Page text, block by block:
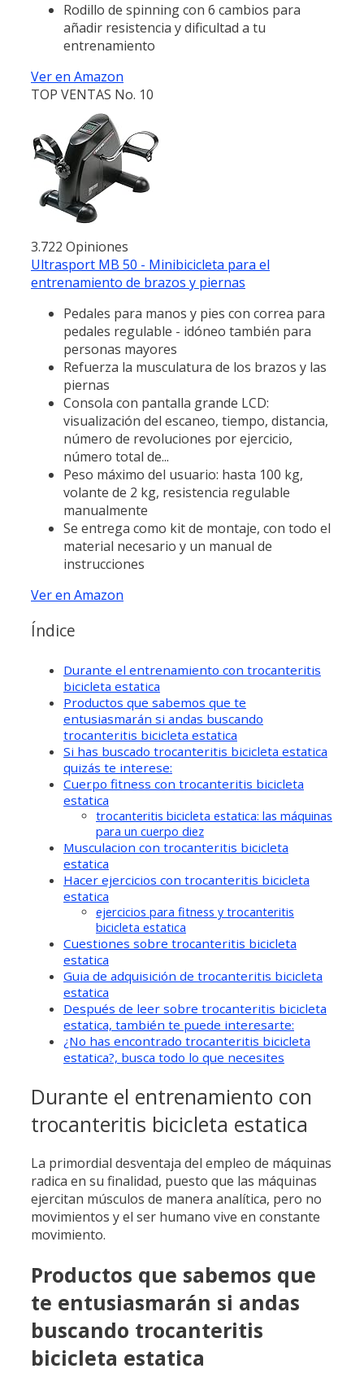
Rodillo de spinning con 6 cambios para
añadir resistencia y dificultad a tu
entrenamiento
Ver en Amazon
TOP VENTAS No. 10
3.722 Opiniones
Ultrasport MB 50 - Minibicicleta para el
entrenamiento de brazos y piernas
Pedales para manos y pies con correa para
pedales regulable - idóneo también para
personas mayores
Refuerza la musculatura de los brazos y las
piernas
Consola con pantalla grande LCD:
visualización del escaneo, tiempo, distancia,
número de revoluciones por ejercicio,
número total de...
Peso máximo del usuario: hasta 100 kg,
volante de 2 kg, resistencia regulable
manualmente
Se entrega como kit de montaje, con todo el
material necesario y un manual de
instrucciones
Ver en Amazon
Índice
Durante el entrenamiento con trocanteritis
bicicleta estatica
Productos que sabemos que te
entusiasmarán si andas buscando
trocanteritis bicicleta estatica
Si has buscado trocanteritis bicicleta estatica
quizás te interese:
Cuerpo fitness con trocanteritis bicicleta
estatica
trocanteritis bicicleta estatica: las máquinas
para un cuerpo diez
Musculacion con trocanteritis bicicleta
estatica
Hacer ejercicios con trocanteritis bicicleta
estatica
ejercicios para fitness y trocanteritis
bicicleta estatica
Cuestiones sobre trocanteritis bicicleta
estatica
Guia de adquisición de trocanteritis bicicleta
estatica
Después de leer sobre trocanteritis bicicleta
estatica, también te puede interesarte:
¿No has encontrado trocanteritis bicicleta
estatica?, busca todo lo que necesites
Durante el entrenamiento con
trocanteritis bicicleta estatica
La primordial desventaja del empleo de máquinas
radica en su finalidad, puesto que las máquinas
ejercitan músculos de manera analítica, pero no
movimientos y el ser humano vive en constante
movimiento.
Productos que sabemos que
te entusiasmarán si andas
buscando trocanteritis
bicicleta estatica